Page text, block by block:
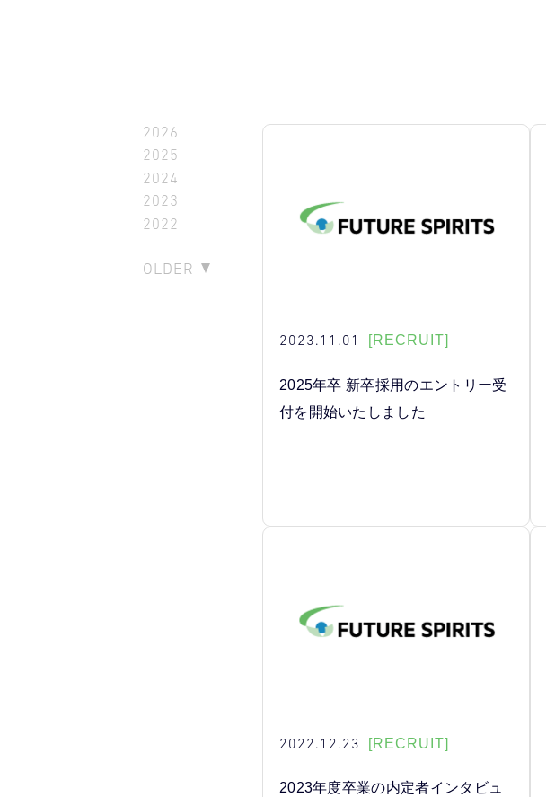
2026
2025
2024
2023
2022
OLDER
2023.11.01 [RECRUIT]
2025年卒 新卒採用のエントリー受
付を開始いたしました
2022.12.23 [RECRUIT]
2023年度卒業の内定者インタビュ